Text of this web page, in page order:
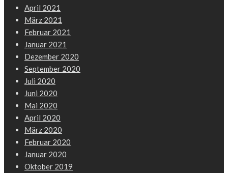
April 2021
März 2021
Februar 2021
Januar 2021
Dezember 2020
September 2020
Juli 2020
Juni 2020
Mai 2020
April 2020
März 2020
Februar 2020
Januar 2020
Oktober 2019